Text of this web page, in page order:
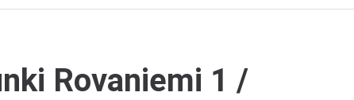
Rovaniemi 1 /